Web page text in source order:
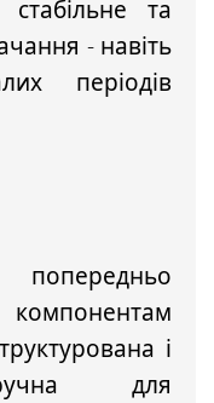
та
- навіть
періодів
компонентам
і
для